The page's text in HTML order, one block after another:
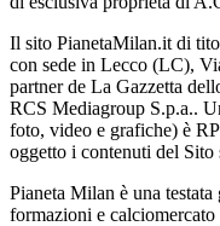
Il sito PianetaMilan.it di
con sede in Lecco (LC),
partner de La Gazzetta
RCS Mediagroup S.p.a..
foto, video e grafiche) è
oggetto i contenuti del Sito
Pianeta Milan è una
formazioni e